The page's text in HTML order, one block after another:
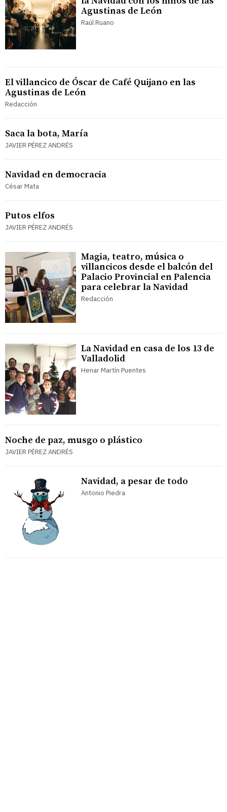
Agustinas de León
Raúl Ruano
El villancico de Óscar de Café Quijano en las
Agustinas de León
Redacción
Saca la bota, María
JAVIER PÉREZ ANDRÉS
Navidad en democracia
César Mata
Putos elfos
JAVIER PÉREZ ANDRÉS
Magia, teatro, música o
villancicos desde el balcón del
Palacio Provincial en Palencia
para celebrar la Navidad
Redacción
La Navidad en casa de los 13 de
Valladolid
Henar Martín Puentes
Noche de paz, musgo o plástico
JAVIER PÉREZ ANDRÉS
Navidad, a pesar de todo
Antonio Piedra